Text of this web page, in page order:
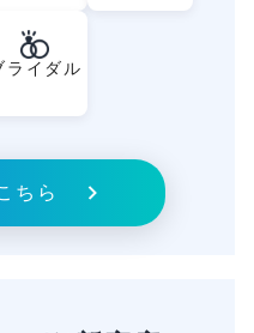
ライダル
ちら